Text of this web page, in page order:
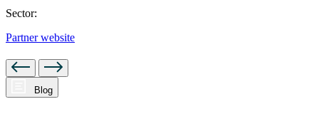
Sector:
Partner website
Blog